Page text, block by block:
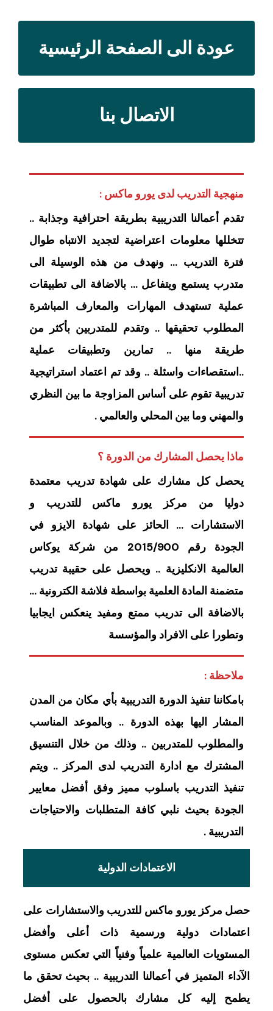
عودة الى الصفحة الرئيسية
الاتصال بنا
منهجية التدريب لدى يورو ماكس :
تقدم أعمالنا التدريبية بطريقة احترافية وجذابة ..
تتخللها معلومات اعتراضية لتجديد الانتباه طوال
فترة التدريب … ونهدف من هذه الوسيلة الى
متدرب يستمع ويتفاعل … بالاضافة الى تطبيقات
عملية تستهدف المهارات والمعارف المباشرة
المطلوب تحقيقها .. وتقدم للمتدربين بأكثر من
طريقة منها .. تمارين وتطبيقات عملية
..استقصاءات واسئلة .. وقد تم اعتماد استراتيجية
تدريبية تقوم على أساس المزاوجة ما بين النظري
والمهني وما بين المحلي والعالمي .
ماذا يحصل المشارك من الدورة ؟
يحصل كل مشارك على شهادة تدريب معتمدة
دوليا من مركز يورو ماكس للتدريب و
الاستشارات … الحائز على شهادة الايزو في
الجودة رقم 2015/900 من شركة يوكاس
العالمية الانكليزية .. ويحصل على حقيبة تدريب
متضمنة المادة العلمية بواسطة فلاشة الكترونية …
بالاضافة الى تدريب ممتع ومفيد ينعكس ايجابيا
وتطورا على الافراد والمؤسسة
ملاحظة :
بامكاننا تنفيذ الدورة التدريبية بأي مكان من المدن
المشار اليها بهذه الدورة .. وبالموعد المناسب
والمطلوب للمتدربين .. وذلك من خلال التنسيق
المشترك مع ادارة التدريب لدى المركز .. ويتم
تنفيذ التدريب باسلوب مميز وفق أفضل معايير
الجودة بحيث نلبي كافة المتطلبات والاحتياجات
التدريبية .
الاعتمادات الدولية
حصل مركز يورو ماكس للتدريب والاستشارات على
اعتمادات دولية ورسمية ذات أعلى وأفضل
المستويات العالمية علمياً وفنياً التي تعكس مستوى
الآداء المتميز في أعمالنا التدريبية .. بحيث تحقق ما
يطمح إليه كل مشارك بالحصول على أفضل